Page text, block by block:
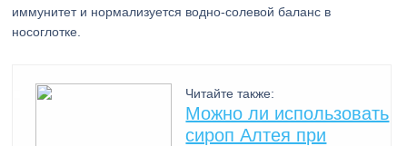
иммунитет и нормализуется водно-солевой баланс в
носоглотке.
Читайте также:
Можно ли использовать
сироп Алтея при